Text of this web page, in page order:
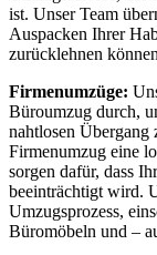
ist. Unser Team
Auspacken Ihrer
zurücklehnen
Firmenumzüge:
Büroumzug durch,
nahtlosen Übergang
Firmenumzug eine
sorgen dafür, dass
beeinträchtigt wird.
Umzugsprozess,
Büromöbeln und –